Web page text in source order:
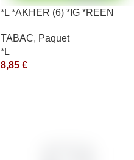
*L *AKHER (6) *IG *REEN
TABAC, Paquet
*L
8,85 €